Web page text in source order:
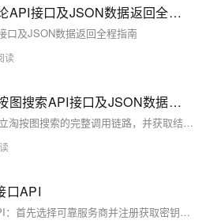
Python采集淘宝商品评论API接口及JSON数据返回全程指南
口及JSON数据返回全程指南
Python采集淘宝拍立淘按图搜索API接口及JSON数据返回全流程指南
通过以上流程，可实现淘宝拍立淘按图搜索的完整调用链路，并获取结构化的JSON商品数据，支撑电商比价、智能推荐等业务场景。
口API
本文介绍如何调用体育数据API：首先选择可靠服务商并注册获取密钥，接着阅读文档了解基础URL、端点、参数及请求头，然后使用Python等语言发送请求、解析JSON数据，最后将数据应用于Web、App或分析场景，同时注意密钥安全、速率限制与错误处理。